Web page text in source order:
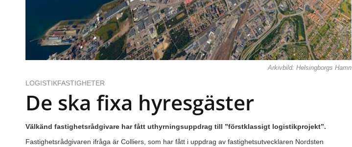
Arkivbild: Helsingborgs Hamn
LOGISTIKFASTIGHETER
De ska fixa hyresgäster
Välkänd fastighetsrådgivare har fått uthyrningsuppdrag till ”förstklassigt logistikprojekt”.
Fastighetsrådgivaren ifråga är Colliers, som har fått i uppdrag av fastighetsutvecklaren Nordsten